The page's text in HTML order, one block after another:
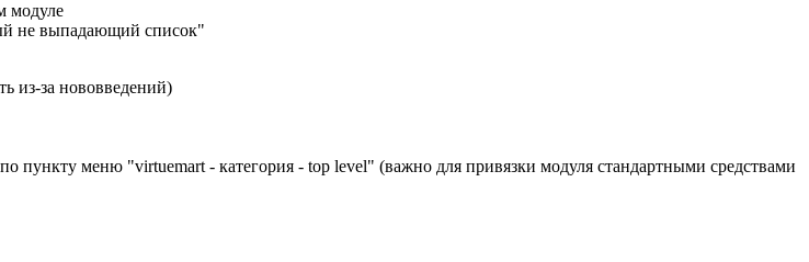
модуле
не выпадающий список"
из-за нововведений)
пункту меню "virtuemart - категория - top level" (важно для привязки модуля стандартными средствами